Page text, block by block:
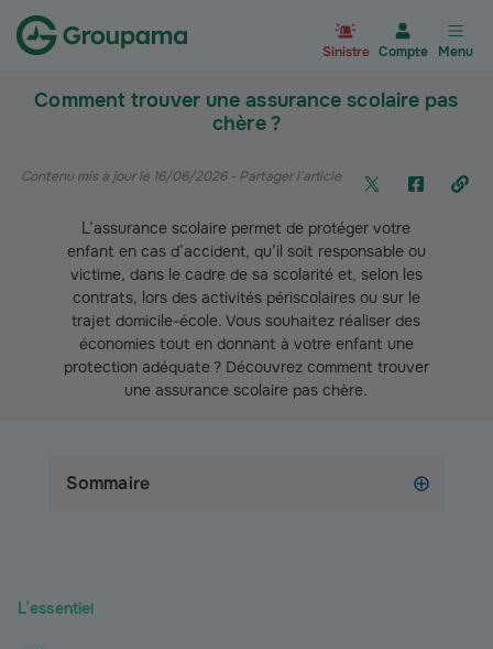
Sinistre Compte Menu
Comment trouver une assurance scolaire pas
chère ?
Contenu mis à jour le 16/06/2026- Partager l'article
L’assurance scolaire permet de protéger votre
enfant en cas d’accident, qu’il soit responsable ou
victime, dans le cadre de sa scolarité et, selon les
contrats, lors des activités périscolaires ou sur le
trajet domicile-école. Vous souhaitez réaliser des
économies tout en donnant à votre enfant une
protection adéquate ? Découvrez comment trouver
une assurance scolaire pas chère.
Sommaire
L’essentiel